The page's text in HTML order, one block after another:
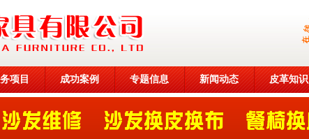
项目 成功案例 专题信息 新闻动态 皮革知识